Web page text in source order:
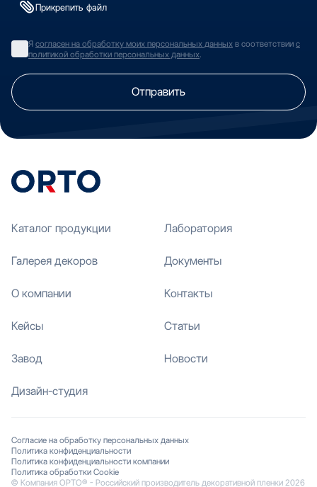
Прикрепить файл
Я согласен на обработку моих персональных данных в соответствии с
политикой обработки персональных данных.
Отправить
Каталог продукции
Галерея декоров
О компании
Кейсы
Завод
Дизайн-студия
Лаборатория
Документы
Контакты
Статьи
Новости
Согласие на обработку персональных данных
Политика конфиденциальности
Политика конфиденциальности компании
Политика обработки Cookie
© Компания ОРТО® - Российский производитель декоративной пленки 2026